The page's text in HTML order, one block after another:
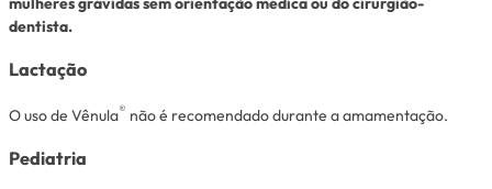
dentista.
Lactação
O uso de Vênula® não é recomendado durante a amamentação.
Pediatria